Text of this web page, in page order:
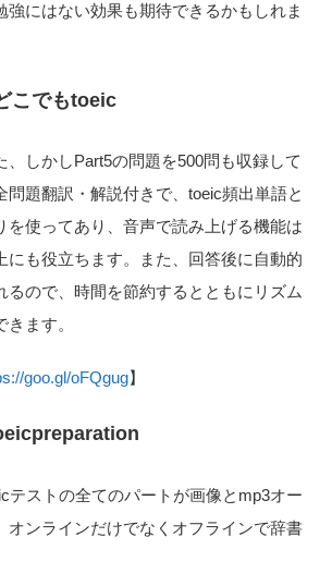
強にはない効果も期待できるかもしれま
こでもtoeic
、しかしPart5の問題を500問も収録して
問題翻訳・解説付きで、toeic頻出単語と
を使ってあり、音声で読み上げる機能は
にも役立ちます。また、回答後に自動的
るので、時間を節約するとともにリズム
ます。
goo.gl/oFQgug】
テストの全てのパートが画像とmp3オー
オンラインだけでなくオフラインで辞書